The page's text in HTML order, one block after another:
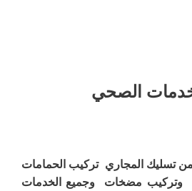
الصحي
تسليك المجاري تركيب الحمامات
وتركيب مضخات وجميع الخدمات